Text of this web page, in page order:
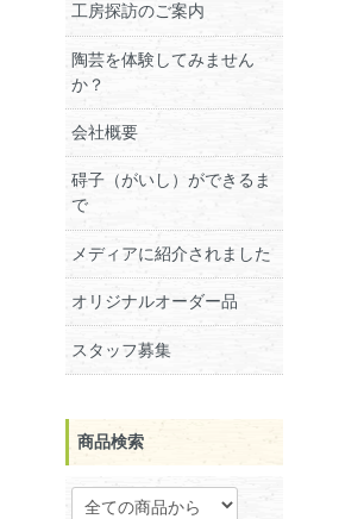
工房探訪のご案内
陶芸を体験してみません
か？
会社概要
碍子（がいし）ができるま
で
メディアに紹介されました
オリジナルオーダー品
スタッフ募集
商品検索